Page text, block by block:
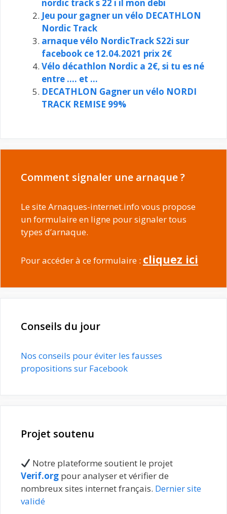
nordic track s 22 i il mon debi
Jeu pour gagner un vélo DECATHLON
Nordic Track
arnaque vélo NordicTrack S22i sur
facebook ce 12.04.2021 prix 2€
Vélo décathlon Nordic a 2€, si tu es né
entre …. et …
DECATHLON Gagner un vélo NORDI
TRACK REMISE 99%
Comment signaler une arnaque ?
Le site Arnaques-internet.info vous propose
un formulaire en ligne pour signaler tous
types d’arnaque.
Pour accéder à ce formulaire : cliquez ici
Conseils du jour
Nos conseils pour éviter les fausses
propositions sur Facebook
Projet soutenu
Notre plateforme soutient le projet
Verif.org pour analyser et vérifier de
nombreux sites internet français. Dernier site
validé